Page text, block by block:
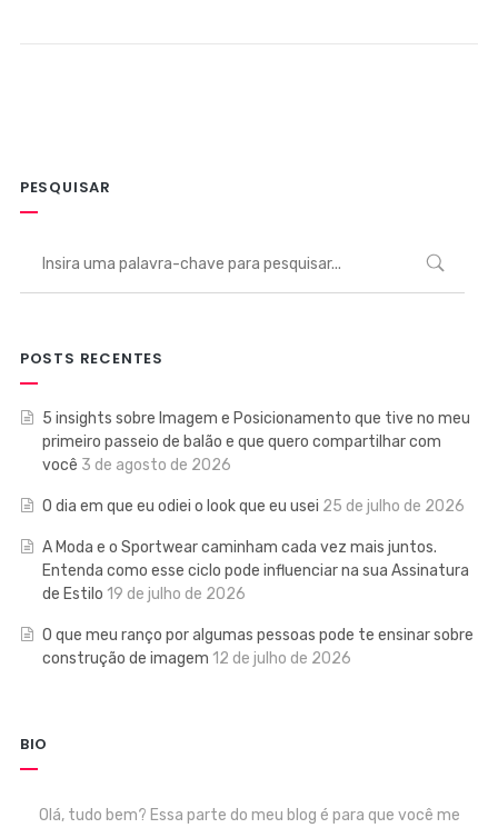
PESQUISAR
POSTS RECENTES
5 insights sobre Imagem e Posicionamento que tive no meu
primeiro passeio de balão e que quero compartilhar com
você 3 de agosto de 2026
O dia em que eu odiei o look que eu usei 25 de julho de 2026
A Moda e o Sportwear caminham cada vez mais juntos.
Entenda como esse ciclo pode influenciar na sua Assinatura
de Estilo 19 de julho de 2026
O que meu ranço por algumas pessoas pode te ensinar sobre
construção de imagem 12 de julho de 2026
BIO
Olá, tudo bem? Essa parte do meu blog é para que você me